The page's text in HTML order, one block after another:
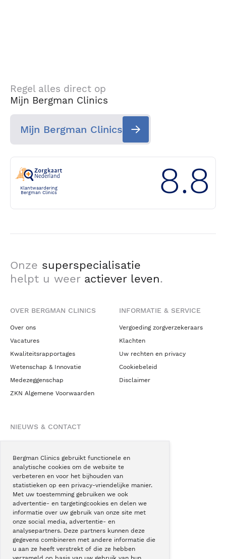
Bergman Clinics gebruikt functionele en
analytische cookies om de website te
verbeteren en voor het bijhouden van
statistieken op een privacy-vriendelijke manier.
Met uw toestemming gebruiken we ook
advertentie- en targetingcookies en delen we
informatie over uw gebruik van onze site met
onze social media, advertentie- en
analysepartners. Deze partners kunnen deze
gegevens combineren met andere informatie die
u aan ze heeft verstrekt of die ze hebben
Regel alles direct op
Mijn Bergman Clinics
Mijn Bergman Clinics
Klantwaardering
Bergman Clinics
8.8
Onze superspecialisatie
helpt u weer actiever leven.
OVER BERGMAN CLINICS
Over ons
Vacatures
Kwaliteitsrapportages
Wetenschap & Innovatie
Medezeggenschap
ZKN Algemene Voorwaarden
INFORMATIE & SERVICE
Vergoeding zorgverzekeraars
Klachten
Uw rechten en privacy
Cookiebeleid
Disclaimer
NIEUWS & CONTACT
Blogs
Podcast
Pressroom
Instagram
Facebook
LinkedIn